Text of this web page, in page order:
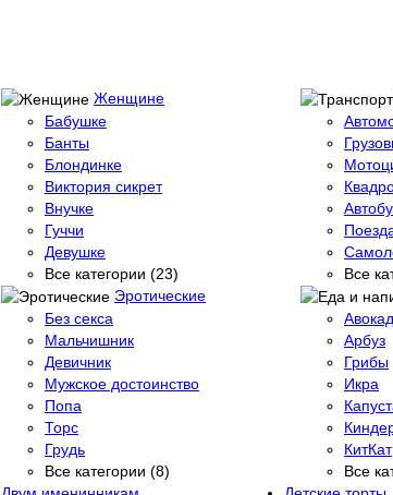
Женщине
Бабушке
Банты
Блондинке
Виктория сикрет
Внучке
Гуччи
Девушке
Все категории (23)
Все
Эротические
Без секса
Мальчишник
Девичник
Мужское достоинство
Попа
Торс
Грудь
Все категории (8)
Арбуз
Грибы
Икра
КитКат
Все